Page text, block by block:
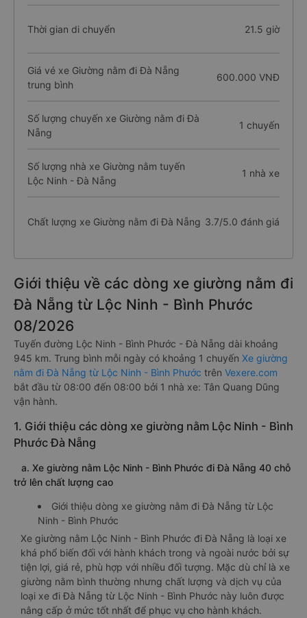
Thời gian di chuyển 21.5 giờ
Giá vé xe Giường nằm đi Đà Nẵng
trung bình
600.000 VNĐ
Số lượng chuyến xe Giường nằm đi Đà
Nẵng
1 chuyến
Số lượng nhà xe Giường nằm tuyến
Lộc Ninh - Đà Nẵng
1 nhà xe
Chất lượng xe Giường nằm đi Đà Nẵng 3.7/5.0 đánh giá
Giới thiệu về các dòng xe giường nằm đi
Đà Nẵng từ Lộc Ninh - Bình Phước
08/2026
Tuyến đường Lộc Ninh - Bình Phước - Đà Nẵng dài khoảng
945 km. Trung bình mỗi ngày có khoảng 1 chuyến Xe giường
nằm đi Đà Nẵng từ Lộc Ninh - Bình Phước trên Vexere.com
bắt đầu từ 08:00 đến 08:00 bởi 1 nhà xe: Tân Quang Dũng
vận hành.
1. Giới thiệu các dòng xe giường nằm Lộc Ninh - Bình
Phước Đà Nẵng
a. Xe giường nằm Lộc Ninh - Bình Phước đi Đà Nẵng 40 chỗ
trở lên chất lượng cao
Giới thiệu dòng xe giường nằm đi Đà Nẵng từ Lộc
Ninh - Bình Phước
Xe giường nằm Lộc Ninh - Bình Phước đi Đà Nẵng là loại xe
khá phổ biến đối với hành khách trong và ngoài nước bởi sự
tiện lợi, giá rẻ, phù hợp với nhiều đối tượng. Mặc dù chỉ là xe
giường nằm bình thường nhưng chất lượng và dịch vụ của
loại xe đi Đà Nẵng từ Lộc Ninh - Bình Phước này luôn được
nâng cấp ở mức tốt nhất để phục vụ cho hành khách.